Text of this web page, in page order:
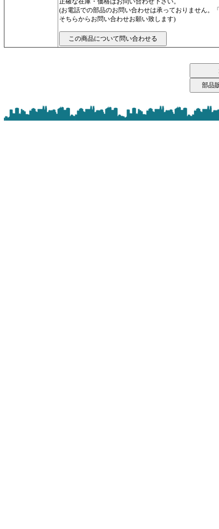
(お電話での部品のお問い合わせは承っておりません。
そちらからお問い合わせお願い致します)